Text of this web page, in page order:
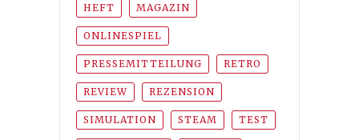
HEFT MAGAZIN
ONLINESPIEL
PRESSEMITTEILUNG RETRO
REVIEW REZENSION
SIMULATION STEAM TEST